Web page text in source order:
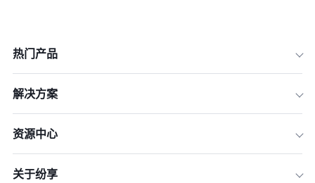
热门产品
解决方案
资源中心
关于纷享